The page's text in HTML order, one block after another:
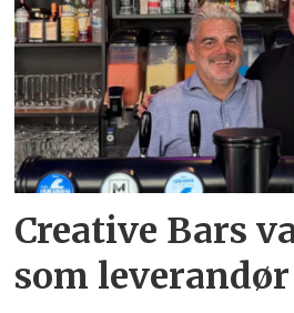
Creative Bars
som leverandør